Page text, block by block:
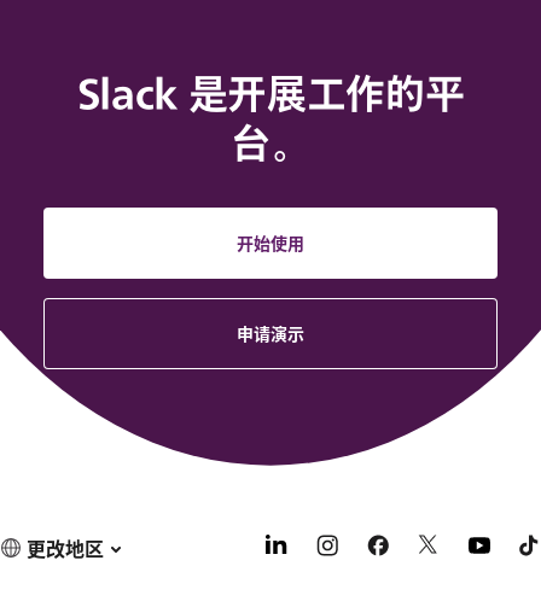
Slack 是开展工作的平
台。
开始使用
申请演示
更改地区